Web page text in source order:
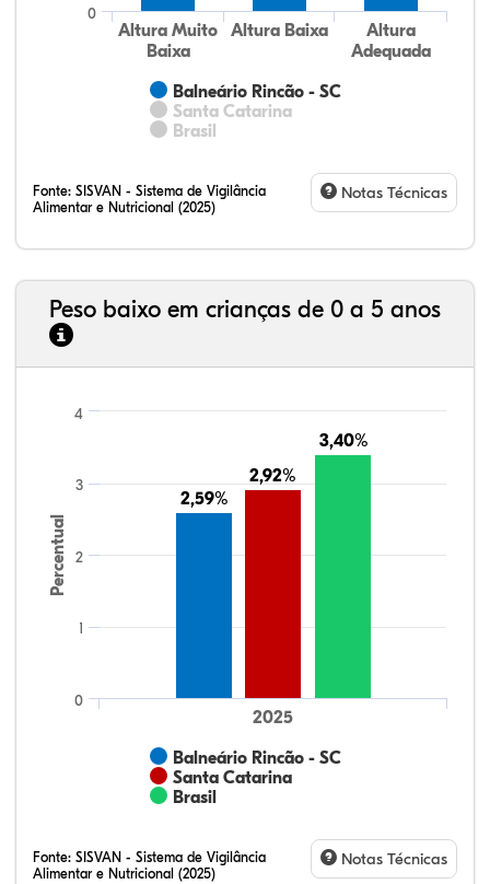
Balneário Rincão - SC
Santa Catarina
Brasil
Altura Muito
Baixa
Altura Baixa
Altura
Adequada
0
Fonte: SISVAN - Sistema de Vigilância
Alimentar e Nutricional (2025)
Notas Técnicas
Peso baixo em crianças de 0 a 5 anos
Percentual
2,59%
2,59%
2,92%
2,92%
3,40%
3,40%
Balneário Rincão - SC
Santa Catarina
Brasil
2025
0
1
2
3
4
Fonte: SISVAN - Sistema de Vigilância
Alimentar e Nutricional (2025)
Notas Técnicas